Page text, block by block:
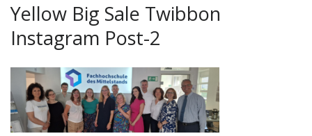
Yellow Big Sale Twibbon
Instagram Post-2